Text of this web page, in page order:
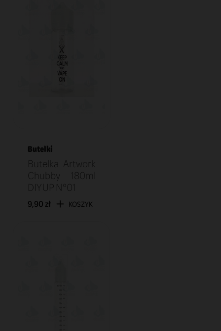
Butelki
Butelka Artwork
Chubby 180ml
DIY UP N°01
9,90 zł KOSZYK